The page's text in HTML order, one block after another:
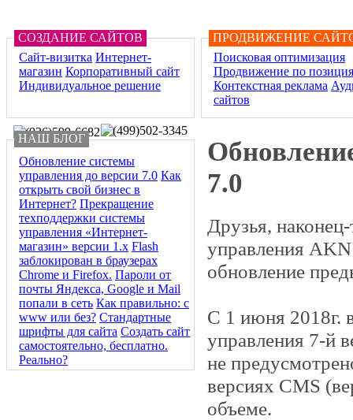
Сайт-визитка Интернет-
магазин Корпоративный сайт
Индивидуальное решение
СОЗДАНИЕ САЙТОВ
Поисковая оптимизация
Продвижение по
Контекстная реклама
сайтов
ПРОДВИЖЕНИЕ
НАШ БЛОГ
Обновление системы
управления до версии 7.0 Как
открыть свой бизнес в
Интернет? Прекращение
техподдержки системы
управления «Интернет-
магазин» версии 1.х Flash
заблокирован в браузерах
Chrome и Firefox. Пароли от
почты Яндекса, Google и Mail
попали в сеть Как правильно: с
www или без? Стандартные
шрифты для сайта Создать сайт
самостоятельно, бесплатно.
Реально?
7.0
Друзья,
управления
обновление
С 1 июня 2018г.
управления 7-й
не
версиях CMS
объеме.